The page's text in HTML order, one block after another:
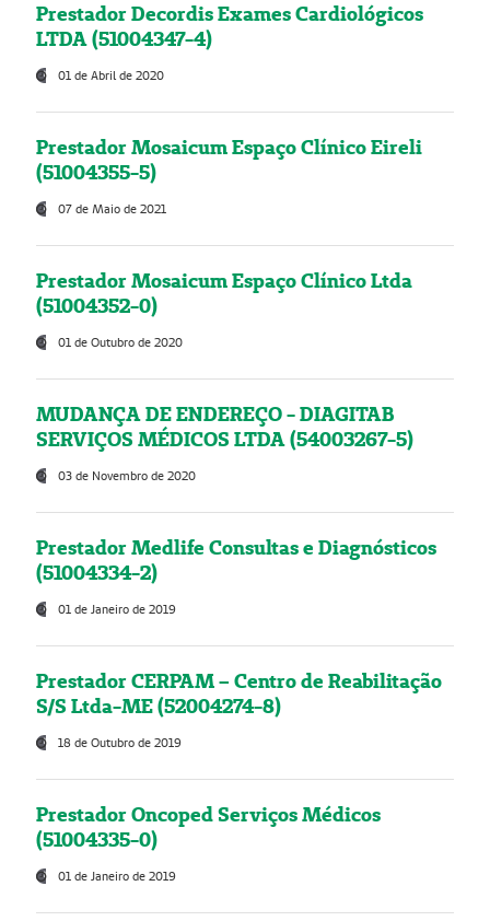
Prestador Decordis Exames Cardiológicos
LTDA (51004347-4)
01 de Abril de 2020
Prestador Mosaicum Espaço Clínico Eireli
(51004355-5)
07 de Maio de 2021
Prestador Mosaicum Espaço Clínico Ltda
(51004352-0)
01 de Outubro de 2020
MUDANÇA DE ENDEREÇO - DIAGITAB
SERVIÇOS MÉDICOS LTDA (54003267-5)
03 de Novembro de 2020
Prestador Medlife Consultas e Diagnósticos
(51004334-2)
01 de Janeiro de 2019
Prestador CERPAM – Centro de Reabilitação
S/S Ltda-ME (52004274-8)
18 de Outubro de 2019
Prestador Oncoped Serviços Médicos
(51004335-0)
01 de Janeiro de 2019